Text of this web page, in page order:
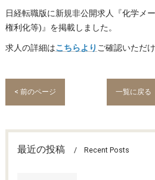
日経転職版に新規非公開求人『化学メ
権利化等)』を掲載しました。
求人の詳細はこちらより ご確認いただけ
< 前のページ 一覧に戻る
最近の投稿 Recent Posts